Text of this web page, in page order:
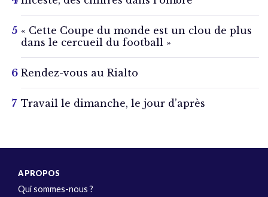
« Cette Coupe du monde est un clou de plus
dans le cercueil du football »
Rendez-vous au Rialto
Travail le dimanche, le jour d’après
A PROPOS
Qui sommes-nous ?